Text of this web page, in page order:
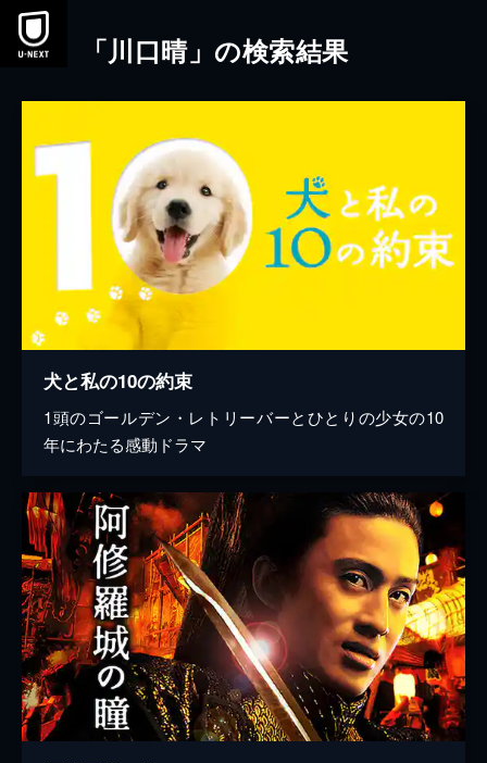
本文へスキップ
「川口晴」の検索結果
犬と私の10の約束
1頭のゴールデン・レトリーバーとひとりの少女の10
年にわたる感動ドラマ